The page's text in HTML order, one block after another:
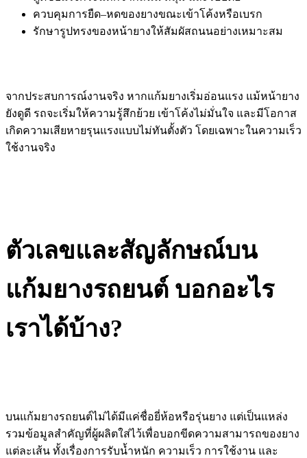
ควบคุมการยืด–หดของยางขณะเข้าโค้งหรือเบรก
รักษารูปทรงของหน้ายางให้สัมผัสถนนอย่างเหมาะสม
จากประสบการณ์งานจริง หากแก้มยางเริ่มอ่อนแรง แม้หน้ายาง
ยังดูดี รถจะเริ่มให้ความรู้สึกย้วย เข้าโค้งไม่มั่นใจ และมีโอกาส
เกิดความเสียหายรุนแรงแบบไม่ทันตั้งตัว โดยเฉพาะในความเร็ว
ใช้งานจริง
ตัวเลขและสัญลักษณ์บน
แก้มยางรถยนต์ บอกอะไร
เราได้บ้าง?
บนแก้มยางรถยนต์ไม่ได้มีแค่ชื่อยี่ห้อหรือรุ่นยาง แต่เป็นแหล่ง
รวมข้อมูลสำคัญที่ผู้ผลิตใส่ไว้เพื่อบอกขีดความสามารถของยาง
แต่ละเส้น ทั้งเรื่องการรับน้ำหนัก ความเร็ว การใช้งาน และ